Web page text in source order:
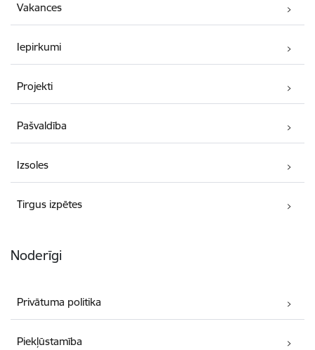
Vakances
Iepirkumi
Projekti
Pašvaldība
Izsoles
Tirgus izpētes
Noderīgi
Privātuma politika
Piekļūstamība